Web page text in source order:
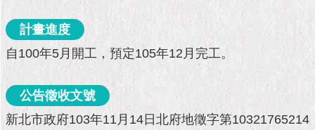
政
資
料
發
現
計畫進度
自100年5月開工，預定105年12月完工。
公告徵收文號
新北市政府103年11月14日北府地徵字第10321765214